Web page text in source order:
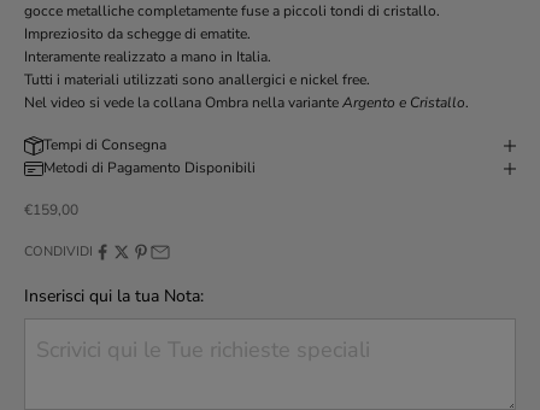
gocce metalliche completamente fuse a piccoli tondi di cristallo.
Impreziosito da schegge di ematite.
Interamente realizzato a mano in Italia.
Tutti i materiali utilizzati sono anallergici e nickel free.
Nel video si vede la collana Ombra nella varianteArgento e Cristallo.
Tempi di Consegna
Metodi di Pagamento Disponibili
Prezzo scontato
€159,00
CONDIVIDI
Inserisci qui la tua Nota: